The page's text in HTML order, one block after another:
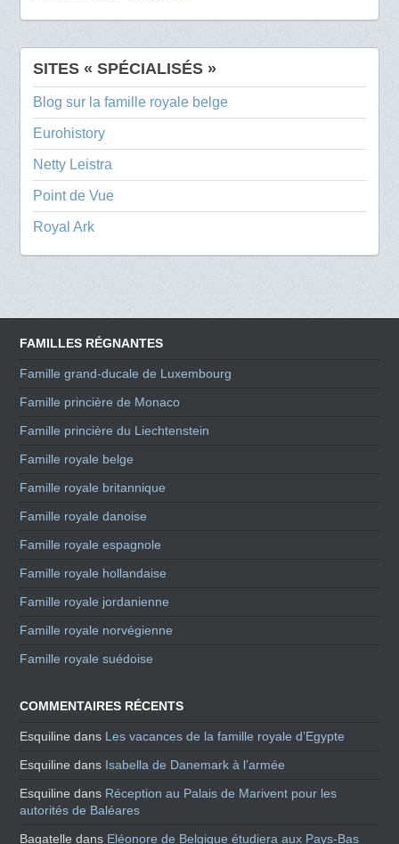
SITES « SPÉCIALISÉS »
Blog sur la famille royale belge
Eurohistory
Netty Leistra
Point de Vue
Royal Ark
FAMILLES RÉGNANTES
Famille grand-ducale de Luxembourg
Famille princière de Monaco
Famille princière du Liechtenstein
Famille royale belge
Famille royale britannique
Famille royale danoise
Famille royale espagnole
Famille royale hollandaise
Famille royale jordanienne
Famille royale norvégienne
Famille royale suédoise
COMMENTAIRES RÉCENTS
Esquiline dans Les vacances de la famille royale d’Egypte
Esquiline dans Isabella de Danemark à l’armée
Esquiline dans Réception au Palais de Marivent pour les
autorités de Baléares
Bagatelle dans Eléonore de Belgique étudiera aux Pays-Bas